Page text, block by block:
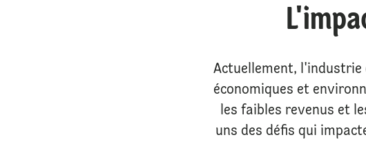
Actuellement, l'industrie
économiques et
les faibles revenus et
uns des défis qui